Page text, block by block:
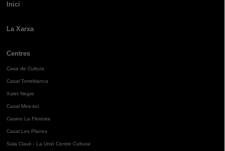
Inici
La Xarxa
Centres
Casa de Cultura
Casal Torreblanca
Xalet Negre
Casal Mira-sol
Casino La Floresta
Casal Les Planes
Sala Clavé - La Unió Centre Cultural